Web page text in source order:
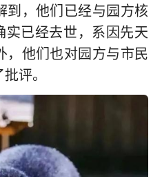
到，他们已经与园方核
实已经去世，系因先天
，他们也对园方与市民
评。